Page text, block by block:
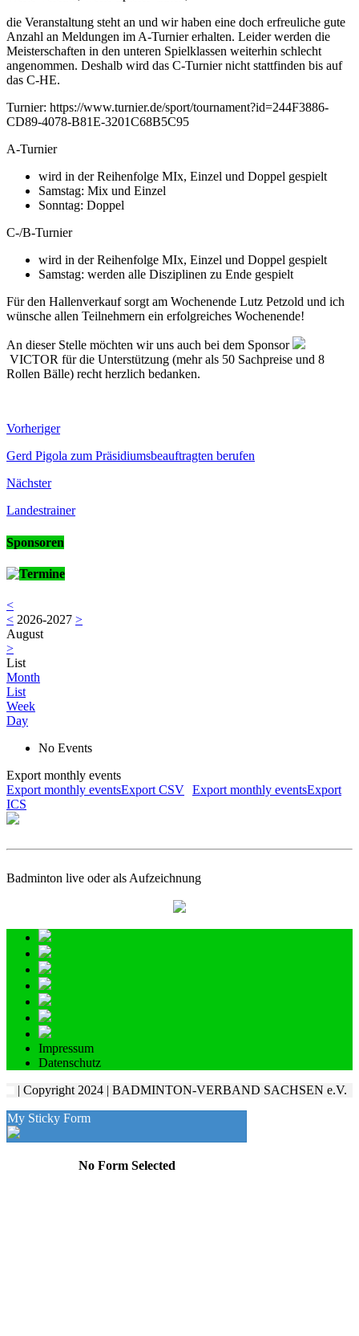
die Veranstaltung steht an und wir haben eine doch erfreuliche gute
Anzahl an Meldungen im A-Turnier erhalten. Leider werden die
Meisterschaften in den unteren Spielklassen weiterhin schlecht
angenommen. Deshalb wird das C-Turnier nicht stattfinden bis auf
das C-HE.
Turnier: https://www.turnier.de/sport/tournament?id=244F3886-
CD89-4078-B81E-3201C68B5C95
A-Turnier
wird in der Reihenfolge MIx, Einzel und Doppel gespielt
Samstag: Mix und Einzel
Sonntag: Doppel
C-/B-Turnier
wird in der Reihenfolge MIx, Einzel und Doppel gespielt
Samstag: werden alle Disziplinen zu Ende gespielt
Für den Hallenverkauf sorgt am Wochenende Lutz Petzold und ich
wünsche allen Teilnehmern ein erfolgreiches Wochenende!
An dieser Stelle möchten wir uns auch bei dem Sponsor
VICTOR für die Unterstützung (mehr als 50 Sachpreise und 8
Rollen Bälle) recht herzlich bedanken.
Vorheriger
Gerd Pigola zum Präsidiumsbeauftragten berufen
Nächster
Landestrainer
Sponsoren
Termine
<
< 2026-2027 >
August
>
List
Month
List
Week
Day
No Events
Export monthly events
Export monthly eventsExport CSV Export monthly eventsExport
ICS
Badminton live oder als Aufzeichnung
Impressum
Datenschutz
| Copyright 2024 | BADMINTON-VERBAND SACHSEN e.V.
My Sticky Form
No Form Selected